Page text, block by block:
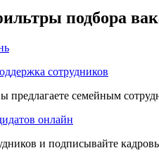
подбора
сотрудников
предлагаете семейным
онлайн
и подписывайте